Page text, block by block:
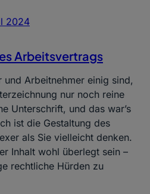
2024
Arbeitsvertrags
Arbeitnehmer einig sind,
nur noch reine
Unterschrift, und das war’s
ist die Gestaltung des
als Sie vielleicht denken.
Inhalt wohl überlegt sein –
rechtliche Hürden zu